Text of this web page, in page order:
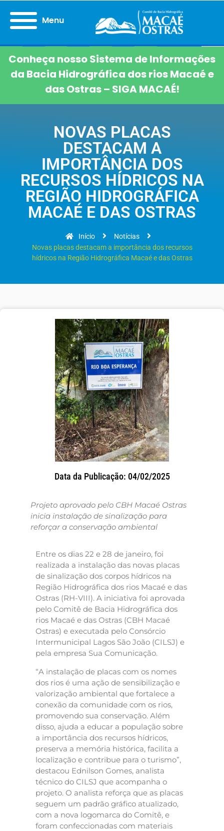
Menu
Conheça nosso Sistema de Informações
da Bacia Hidrográfica dos rios Macaé e
das Ostras – SIGA MACAÉ!
NOVAS PLACAS
DESTACAM A
IMPORTÂNCIA DOS
RECURSOS HÍDRICOS NA
REGIÃO HIDROGRÁFICA
MACAÉ E DAS OSTRAS
Início
Notícias
Novas placas destacam a importância dos recursos
hídricos na Região Hidrográfica Macaé e das Ostras
Data da Publicação: 04/02/2025
Projeto aprovado pelo CBH Macaé Ostras
inicia instalação de sinalização para
reforçar a conservação ambiental
Entre os dias 22 e 28 de janeiro, foi
realizada a instalação das novas placas
de sinalização dos corpos hídricos na
Região Hidrográfica dos rios Macaé e das
Ostras (RH-VIII). A iniciativa foi aprovada
pelo Comitê de Bacia Hidrográfica dos
rios Macaé e das Ostras (CBH Macaé
Ostras) e executada pelo Consórcio
Intermunicipal Lagos São João (CILSJ) e
pela empresa Sua Comunicação.
“A instalação de placas com os nomes
dos rios é uma ação de sensibilização e
valorização ambiental que fortalece a
conexão da comunidade com os rios,
promovendo sua conservação. Além
disso, ajuda a educar a população sobre
a importância dos recursos hídricos,
preserva a memória histórica, facilita a
localização e contribue para o turismo”,
destacou Ednilson Gomes, analista
técnico do CILSJ que acompanha o
projeto. O analista reforça que as placas
seguem um padrão gráfico atualizado,
com a nova logomarca do Comitê, e
foram confeccionadas com materiais